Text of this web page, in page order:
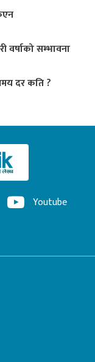
वर्षाको सम्भावना
दर कति ?
Youtube